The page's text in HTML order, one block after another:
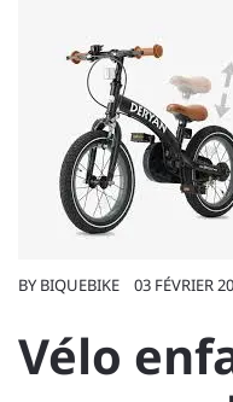
BY BIQUEBIKE 03 FÉVRIER
Vélo